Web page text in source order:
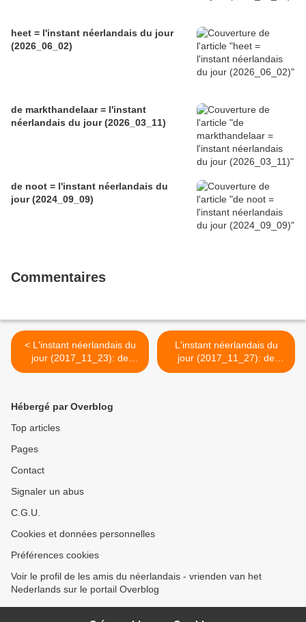
heet = l'instant néerlandais du jour
(2026_06_02)
de markthandelaar = l'instant
néerlandais du jour (2026_03_11)
de noot = l'instant néerlandais du
jour (2024_09_09)
Commentaires
< L'instant néerlandais du
jour (2017_11_23): de
moskee
L'instant néerlandais du
jour (2017_11_27): de
zanger >
Hébergé par Overblog
Top articles
Pages
Contact
Signaler un abus
C.G.U.
Cookies et données personnelles
Préférences cookies
Voir le profil de les amis du néerlandais - vrienden van het
Nederlands sur le portail Overblog